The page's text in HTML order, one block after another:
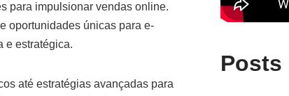
para impulsionar vendas online.
oportunidades únicas para e-
e estratégica.
até estratégias avançadas para
Posts